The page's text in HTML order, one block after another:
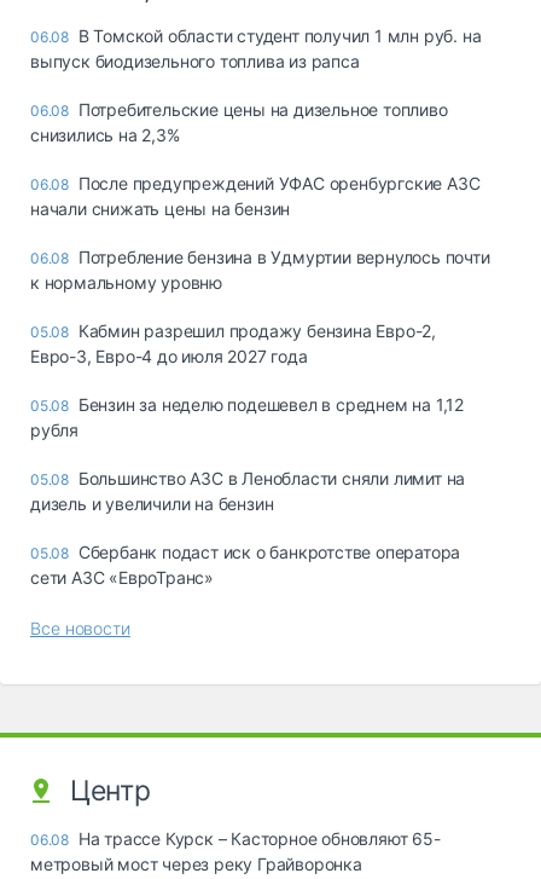
06.08 В Томской области студент получил 1 млн руб. на
выпуск биодизельного топлива из рапса
06.08 Потребительские цены на дизельное топливо
снизились на 2,3%
06.08 После предупреждений УФАС оренбургские АЗС
начали снижать цены на бензин
06.08 Потребление бензина в Удмуртии вернулось почти
к нормальному уровню
05.08 Кабмин разрешил продажу бензина Евро-2,
Евро-3, Евро-4 до июля 2027 года
05.08 Бензин за неделю подешевел в среднем на 1,12
рубля
05.08 Большинство АЗС в Ленобласти сняли лимит на
дизель и увеличили на бензин
05.08 Сбербанк подаст иск о банкротстве оператора
сети АЗС «ЕвроТранс»
Все новости
Центр
06.08 На трассе Курск – Касторное обновляют 65-
метровый мост через реку Грайворонка